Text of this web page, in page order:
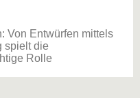
Von Entwürfen mittels
spielt die
Rolle